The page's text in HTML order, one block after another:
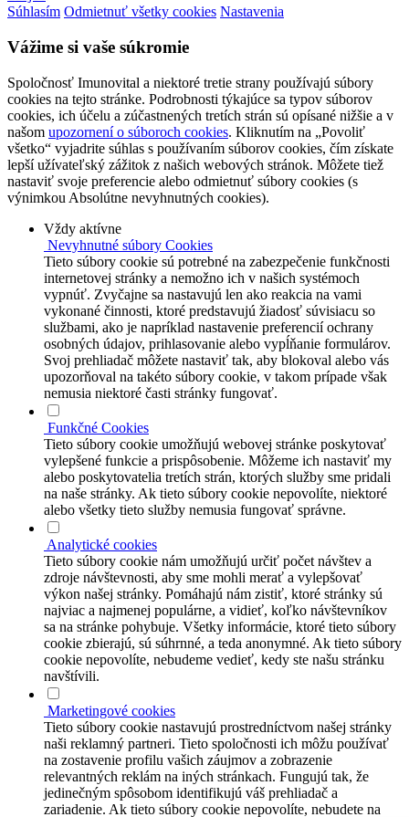
Súhlasím Odmietnuť všetky cookies Nastavenia
Vážime si vaše súkromie
Spoločnosť Imunovital a niektoré tretie strany používajú súbory
cookies na tejto stránke. Podrobnosti týkajúce sa typov súborov
cookies, ich účelu a zúčastnených tretích strán sú opísané nižšie a v
našom upozornení o súboroch cookies. Kliknutím na „Povoliť
všetko“ vyjadrite súhlas s používaním súborov cookies, čím získate
lepší užívateľský zážitok z našich webových stránok. Môžete tiež
nastaviť svoje preferencie alebo odmietnuť súbory cookies (s
výnimkou Absolútne nevyhnutných cookies).
Vždy aktívne
Nevyhnutné súbory Cookies
Tieto súbory cookie sú potrebné na zabezpečenie funkčnosti
internetovej stránky a nemožno ich v našich systémoch
vypnúť. Zvyčajne sa nastavujú len ako reakcia na vami
vykonané činnosti, ktoré predstavujú žiadosť súvisiacu so
službami, ako je napríklad nastavenie preferencií ochrany
osobných údajov, prihlasovanie alebo vypĺňanie formulárov.
Svoj prehliadač môžete nastaviť tak, aby blokoval alebo vás
upozorňoval na takéto súbory cookie, v takom prípade však
nemusia niektoré časti stránky fungovať.
Funkčné Cookies
Tieto súbory cookie umožňujú webovej stránke poskytovať
vylepšené funkcie a prispôsobenie. Môžeme ich nastaviť my
alebo poskytovatelia tretích strán, ktorých služby sme pridali
na naše stránky. Ak tieto súbory cookie nepovolíte, niektoré
alebo všetky tieto služby nemusia fungovať správne.
Analytické cookies
Tieto súbory cookie nám umožňujú určiť počet návštev a
zdroje návštevnosti, aby sme mohli merať a vylepšovať
výkon našej stránky. Pomáhajú nám zistiť, ktoré stránky sú
najviac a najmenej populárne, a vidieť, koľko návštevníkov
sa na stránke pohybuje. Všetky informácie, ktoré tieto súbory
cookie zbierajú, sú súhrnné, a teda anonymné. Ak tieto súbory
cookie nepovolíte, nebudeme vedieť, kedy ste našu stránku
navštívili.
Marketingové cookies
Tieto súbory cookie nastavujú prostredníctvom našej stránky
naši reklamný partneri. Tieto spoločnosti ich môžu používať
na zostavenie profilu vašich záujmov a zobrazenie
relevantných reklám na iných stránkach. Fungujú tak, že
jedinečným spôsobom identifikujú váš prehliadač a
zariadenie. Ak tieto súbory cookie nepovolíte, nebudete na